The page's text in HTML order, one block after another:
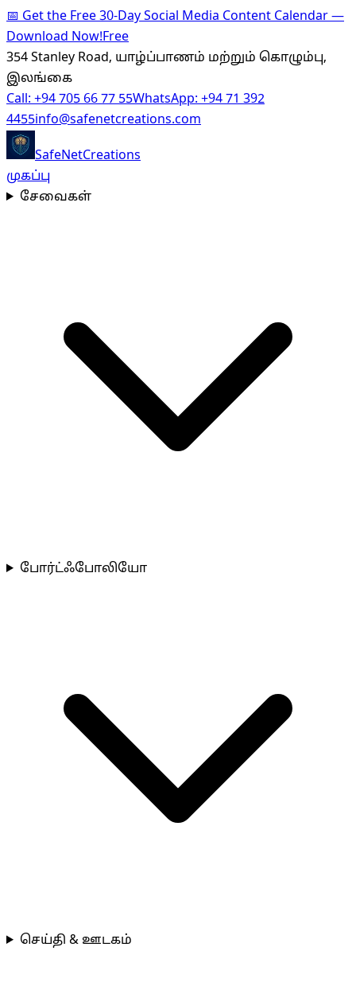
📅Get the Free 30-Day Social Media Content Calendar —
Download Now!Free
354 Stanley Road, யாழ்ப்பாணம் மற்றும் கொழும்பு,
இலங்கை
Call:+94 705 66 77 55WhatsApp:+94 71 392
4455info@safenetcreations.com
SafeNetCreations
முகப்பு
சேவைகள்
போர்ட்ஃபோலியோ
செய்தி & ஊடகம்